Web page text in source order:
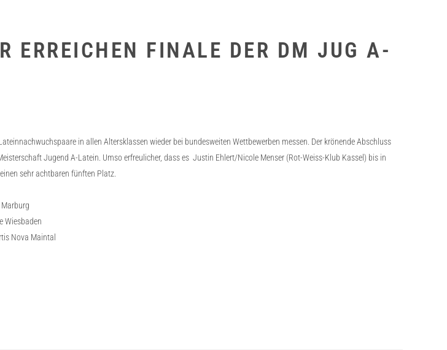
ERREICHEN FINALE DER DM JUG A-
in allen Altersklassen wieder bei bundesweiten Wettbewerben messen. Der krönende Abschluss
Jugend A-Latein. Umso erfreulicher, dass es Justin Ehlert/Nicole Menser (Rot-Weiss-Klub Kassel) bis in
sehr achtbaren fünften Platz.
Wiesbaden
Nova Maintal